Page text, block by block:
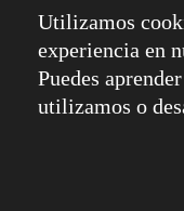
las finalidades de
social, informando de
Andalucía 360. Así
utilizaremos los
Utilizamos
experiencia en
Puedes
utilizamos o